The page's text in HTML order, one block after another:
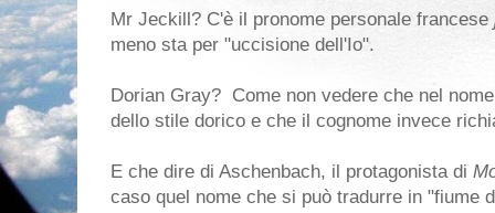
Mr Jeckill? C'è il pronome personale francese
meno sta per "uccisione dell'Io".
Dorian Gray? Come non vedere che nel
dello stile dorico e che il cognome invece
E che dire di Aschenbach, il protagonista di
caso quel nome che si può tradurre in "fiume